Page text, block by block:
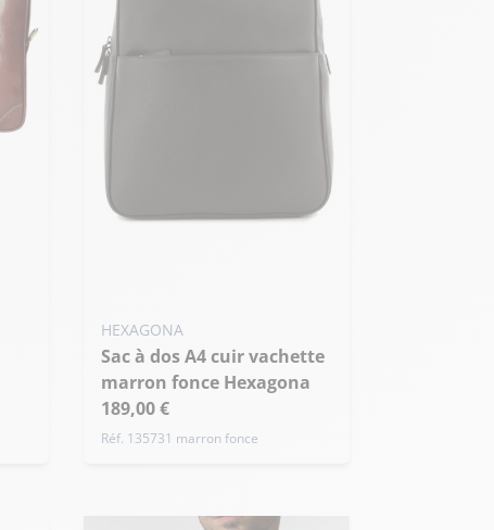
HEXAGONA
Sac à dos A4 cuir vachette
marron fonce Hexagona
189,00 €
Réf. 135731 marron fonce